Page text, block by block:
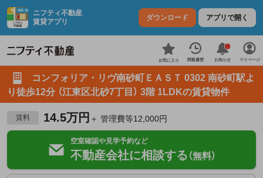
ニフティ不動産
賃貸アプリ
ダウンロード アプリで開く
お気に入り 閲覧履歴 お知らせ マイページ
コンフォリア・リヴ南砂町ＥＡＳＴ 0302 南砂町駅よ
り徒歩12分 （江東区北砂7丁目） 3階 1LDKの賃貸物件
賃料 14.5万円 ＋ 管理費等12,000円
空室確認や見学予約など
不動産会社に相談する （無料）